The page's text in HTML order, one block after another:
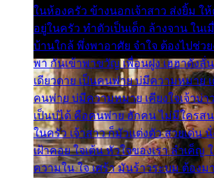
ในห้องครัว ข้างนอกเจ้าสาว ส่งยิ้ม ให้
อยู่ในครัว ทำตัวเป็นเด็ก ล้างจาน ในเ
บ้านใกล้ พึ่งพาอาศัย จำใจ ต้องไปช่วย
พา กันเข้าพาขวัญ เพื่อนฝูง เฮฮาดังลั่
เดียวดาย เป็นคนพ่าย บ่มีความหมาย เ
คนพ่าย บ่มีความหมาย เคียงใจเจ้าบ่า
เป็นบ่ได้ คือคนพ่าย ฮักคน ไม่มีใครส
ในครัว เจ้าสาว ก็มัวแต่งตัว สวยเด่น นั่
เฝ้าคอย ใจเต้น หัวใจของเรา ลำเค็ญ
ความใน ใจ เศร้า มันร้าวระบม ต้อง